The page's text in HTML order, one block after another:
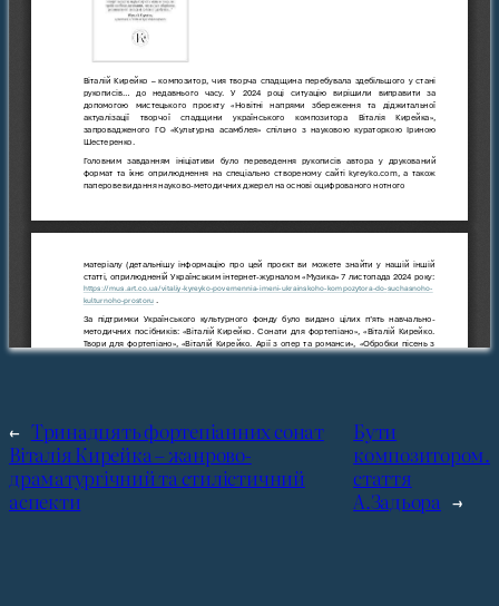
← Тринадцять фортепіанних сонат
Віталія Кирейка – жанрово-
драматургічний та стилістичний
аспекти
Бути
композитором.
стаття
А.Задьора →